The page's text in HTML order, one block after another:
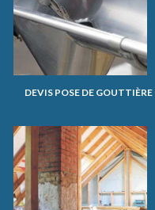
DEVIS POSE DE GOUTTIÈRE